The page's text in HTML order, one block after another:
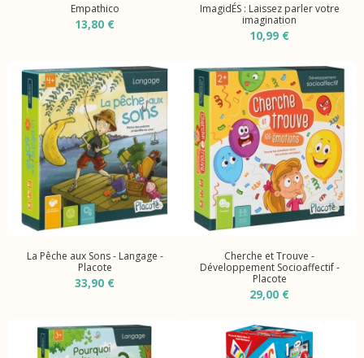
Empathico
13,80 €
ImagidÉS : Laissez parler votre
imagination
10,99 €
La Pêche aux Sons - Langage -
Placote
33,90 €
Cherche et Trouve -
Développement Socioaffectif -
Placote
29,00 €